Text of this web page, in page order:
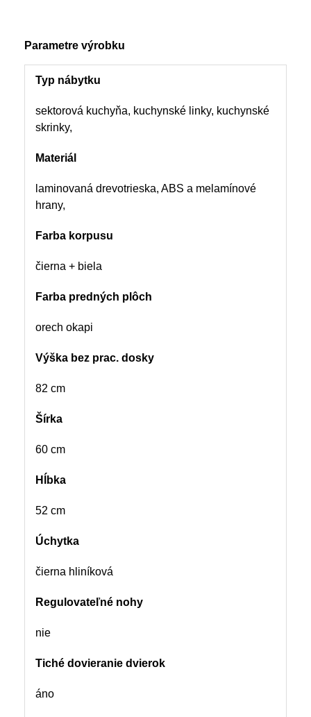
Parametre výrobku
Typ nábytku
sektorová kuchyňa, kuchynské linky, kuchynské
skrinky,
Materiál
laminovaná drevotrieska, ABS a melamínové
hrany,
Farba korpusu
čierna + biela
Farba predných plôch
orech okapi
Výška bez prac. dosky
82 cm
Šírka
60 cm
Hĺbka
52 cm
Úchytka
čierna hliníková
Regulovateľné nohy
nie
Tiché dovieranie dvierok
áno